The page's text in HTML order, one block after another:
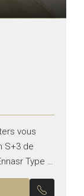
vous
S+3 de
Type :
de...